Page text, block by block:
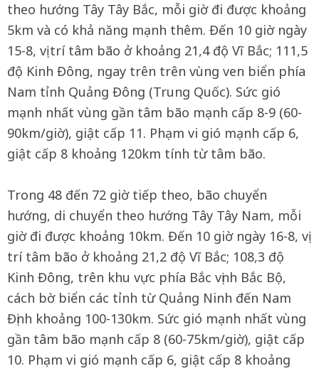
theo hướng Tây Tây Bắc, mỗi giờ đi được khoảng
5km và có khả năng mạnh thêm. Đến 10 giờ ngày
15-8, vị trí tâm bão ở khoảng 21,4 độ Vĩ Bắc; 111,5
độ Kinh Đông, ngay trên trên vùng ven biển phía
Nam tỉnh Quảng Đông (Trung Quốc). Sức gió
mạnh nhất vùng gần tâm bão mạnh cấp 8-9 (60-
90km/giờ), giật cấp 11. Phạm vi gió mạnh cấp 6,
giật cấp 8 khoảng 120km tính từ tâm bão.
Trong 48 đến 72 giờ tiếp theo, bão chuyển
hướng, di chuyển theo hướng Tây Tây Nam, mỗi
giờ đi được khoảng 10km. Đến 10 giờ ngày 16-8, vị
trí tâm bão ở khoảng 21,2 độ Vĩ Bắc; 108,3 độ
Kinh Đông, trên khu vực phía Bắc vịnh Bắc Bộ,
cách bờ biển các tỉnh từ Quảng Ninh đến Nam
Định khoảng 100-130km. Sức gió mạnh nhất vùng
gần tâm bão mạnh cấp 8 (60-75km/giờ), giật cấp
10. Phạm vi gió mạnh cấp 6, giật cấp 8 khoảng